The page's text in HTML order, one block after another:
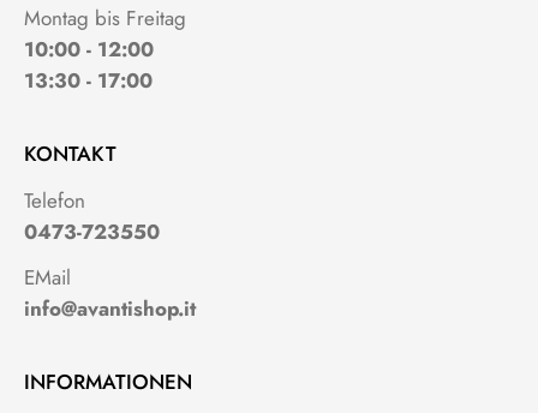
Montag bis Freitag
10:00 - 12:00
13:30 - 17:00
KONTAKT
Telefon
0473-723550
EMail
info@avantishop.it
INFORMATIONEN